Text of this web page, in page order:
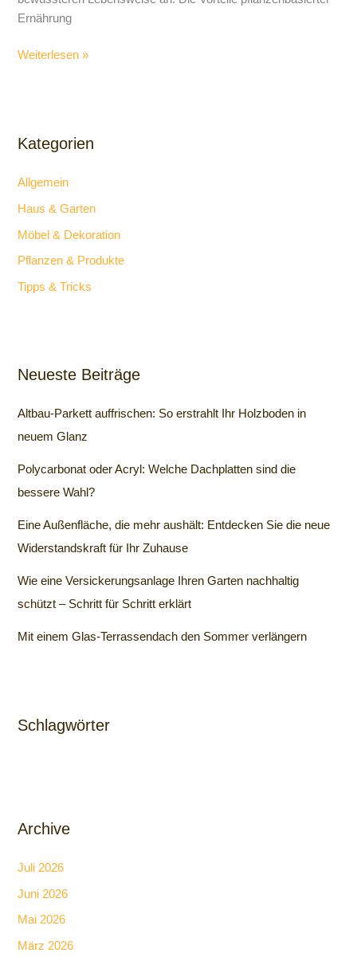
Ernährung
Weiterlesen »
Kategorien
Allgemein
Haus & Garten
Möbel & Dekoration
Pflanzen & Produkte
Tipps & Tricks
Neueste Beiträge
Altbau-Parkett auffrischen: So erstrahlt Ihr Holzboden in
neuem Glanz
Polycarbonat oder Acryl: Welche Dachplatten sind die
bessere Wahl?
Eine Außenfläche, die mehr aushält: Entdecken Sie die neue
Widerstandskraft für Ihr Zuhause
Wie eine Versickerungsanlage Ihren Garten nachhaltig
schützt – Schritt für Schritt erklärt
Mit einem Glas-Terrassendach den Sommer verlängern
Schlagwörter
Archive
Juli 2026
Juni 2026
Mai 2026
März 2026